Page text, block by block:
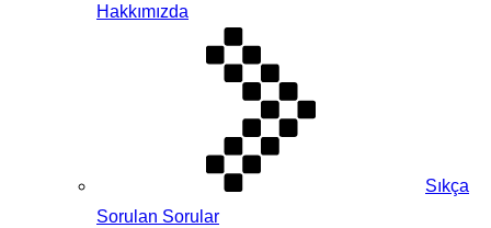
Hakkımızda
Sıkça
Sorulan Sorular